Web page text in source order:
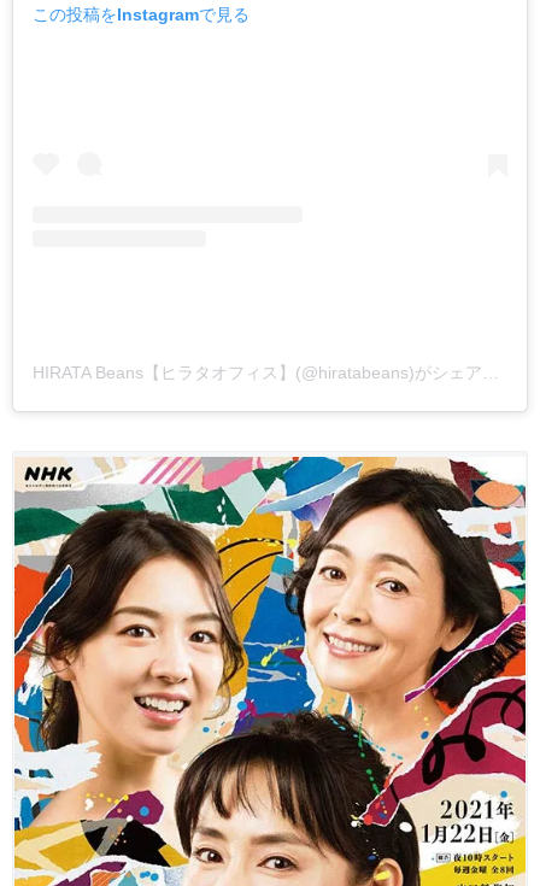
この投稿をInstagramで見る
HIRATA Beans【ヒラタオフィス】(@hiratabeans)がシェアした投稿